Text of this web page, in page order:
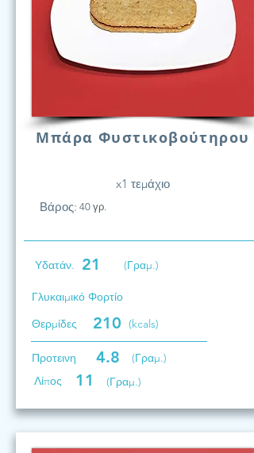
Μπάρα Φυστικοβούτηρου
x1 τεμάχιο
Βάρος: 40 γρ.
Υδατάν. 21 (Γραμ.)
Γλυκαιμικό Φορτίο
Θερμίδες
210 (kcals)
Προτεινη 4.8
(Γραμ.)
Λίπος
11 (Γραμ.)